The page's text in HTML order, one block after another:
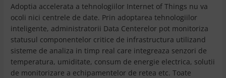
Adoptia accelerata a tehnologiilor Internet of Things nu va
ocoli nici centrele de date. Prin adoptarea tehnologiilor
inteligente, administratorii Data Centerelor pot monitoriza
statusul componentelor critice de infrastructura utilizand
sisteme de analiza in timp real care integreaza senzori de
temperatura, umiditate, consum de energie electrica, solutii
de monitorizare a echipamentelor de retea etc. Toate